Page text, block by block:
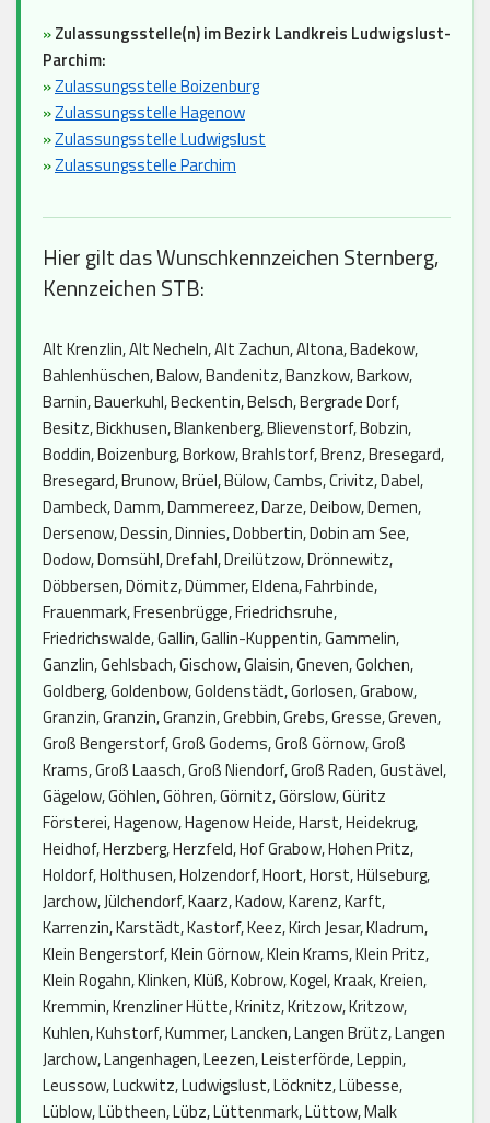
»Zulassungsstelle(n) im Bezirk Landkreis Ludwigslust-
Parchim:
»Zulassungsstelle Boizenburg
»Zulassungsstelle Hagenow
»Zulassungsstelle Ludwigslust
»Zulassungsstelle Parchim
Hier gilt das Wunschkennzeichen Sternberg,
Kennzeichen STB:
Alt Krenzlin, Alt Necheln, Alt Zachun, Altona, Badekow,
Bahlenhüschen, Balow, Bandenitz, Banzkow, Barkow,
Barnin, Bauerkuhl, Beckentin, Belsch, Bergrade Dorf,
Besitz, Bickhusen, Blankenberg, Blievenstorf, Bobzin,
Boddin, Boizenburg, Borkow, Brahlstorf, Brenz, Bresegard,
Bresegard, Brunow, Brüel, Bülow, Cambs, Crivitz, Dabel,
Dambeck, Damm, Dammereez, Darze, Deibow, Demen,
Dersenow, Dessin, Dinnies, Dobbertin, Dobin am See,
Dodow, Domsühl, Drefahl, Dreilützow, Drönnewitz,
Döbbersen, Dömitz, Dümmer, Eldena, Fahrbinde,
Frauenmark, Fresenbrügge, Friedrichsruhe,
Friedrichswalde, Gallin, Gallin-Kuppentin, Gammelin,
Ganzlin, Gehlsbach, Gischow, Glaisin, Gneven, Golchen,
Goldberg, Goldenbow, Goldenstädt, Gorlosen, Grabow,
Granzin, Granzin, Granzin, Grebbin, Grebs, Gresse, Greven,
Groß Bengerstorf, Groß Godems, Groß Görnow, Groß
Krams, Groß Laasch, Groß Niendorf, Groß Raden, Gustävel,
Gägelow, Göhlen, Göhren, Görnitz, Görslow, Güritz
Försterei, Hagenow, Hagenow Heide, Harst, Heidekrug,
Heidhof, Herzberg, Herzfeld, Hof Grabow, Hohen Pritz,
Holdorf, Holthusen, Holzendorf, Hoort, Horst, Hülseburg,
Jarchow, Jülchendorf, Kaarz, Kadow, Karenz, Karft,
Karrenzin, Karstädt, Kastorf, Keez, Kirch Jesar, Kladrum,
Klein Bengerstorf, Klein Görnow, Klein Krams, Klein Pritz,
Klein Rogahn, Klinken, Klüß, Kobrow, Kogel, Kraak, Kreien,
Kremmin, Krenzliner Hütte, Krinitz, Kritzow, Kritzow,
Kuhlen, Kuhstorf, Kummer, Lancken, Langen Brütz, Langen
Jarchow, Langenhagen, Leezen, Leisterförde, Leppin,
Leussow, Luckwitz, Ludwigslust, Löcknitz, Lübesse,
Lüblow, Lübtheen, Lübz, Lüttenmark, Lüttow, Malk